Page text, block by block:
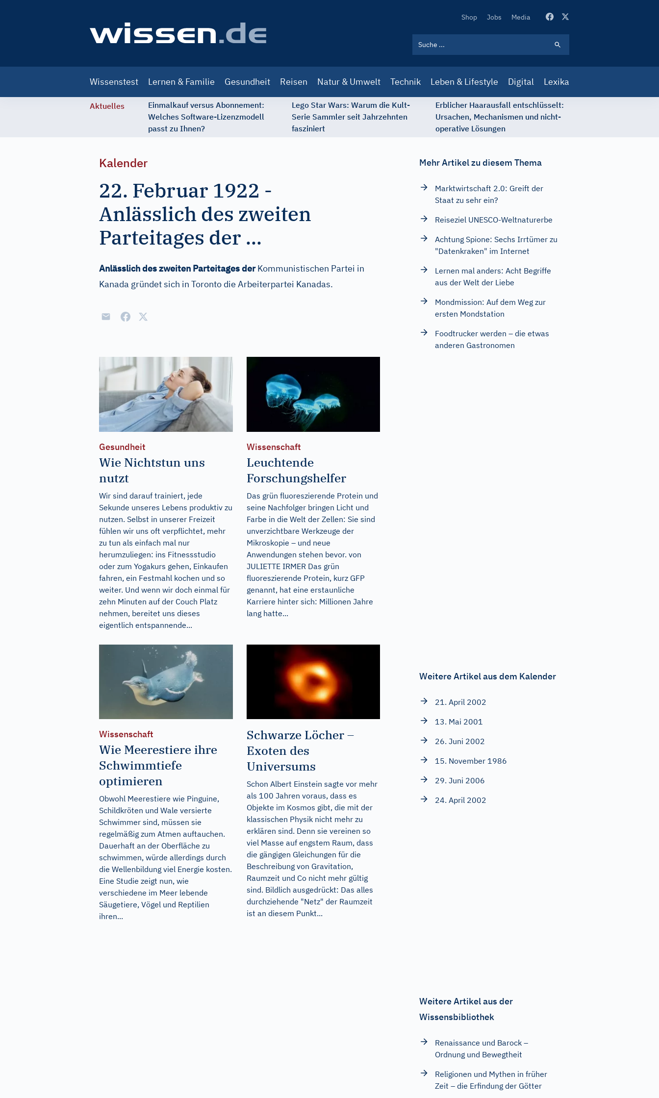
Secondary
Shop Jobs Media
navigation
Wissenstest Lernen & Familie Gesundheit Reisen Natur & Umwelt Technik Leben & Lifestyle Digital Lexika
Aktuelles
Einmalkauf versus Abonnement:
Welches Software-Lizenzmodell
passt zu Ihnen?
Lego Star Wars: Warum die Kult-
Serie Sammler seit Jahrzehnten
fasziniert
Erblicher Haarausfall entschlüsselt:
Ursachen, Mechanismen und nicht-
operative Lösungen
Kalender
22. Februar 1922 -
Anlässlich des zweiten
Parteitages der ...
Anlässlich des zweiten Parteitages derKommunistischen Partei in
Kanada gründet sich in Toronto die Arbeiterpartei Kanadas.
Gesundheit
Wie Nichtstun uns
nutzt
Wir sind darauf trainiert, jede
Sekunde unseres Lebens produktiv zu
nutzen. Selbst in unserer Freizeit
fühlen wir uns oft verpflichtet, mehr
zu tun als einfach mal nur
herumzuliegen: ins Fitnessstudio
oder zum Yogakurs gehen, Einkaufen
fahren, ein Festmahl kochen und so
weiter. Und wenn wir doch einmal für
zehn Minuten auf der Couch Platz
nehmen, bereitet uns dieses
eigentlich entspannende...
Wissenschaft
Leuchtende
Forschungshelfer
Das grün fluoreszierende Protein und
seine Nachfolger bringen Licht und
Farbe in die Welt der Zellen: Sie sind
unverzichtbare Werkzeuge der
Mikroskopie – und neue
Anwendungen stehen bevor. von
JULIETTE IRMER Das grün
fluoreszierende Protein, kurz GFP
genannt, hat eine erstaunliche
Karriere hinter sich: Millionen Jahre
lang hatte...
Wissenschaft
Wie Meerestiere ihre
Schwimmtiefe
optimieren
Obwohl Meerestiere wie Pinguine,
Schildkröten und Wale versierte
Schwimmer sind, müssen sie
regelmäßig zum Atmen auftauchen.
Dauerhaft an der Oberfläche zu
schwimmen, würde allerdings durch
die Wellenbildung viel Energie kosten.
Eine Studie zeigt nun, wie
verschiedene im Meer lebende
Säugetiere, Vögel und Reptilien
ihren...
Schwarze Löcher –
Exoten des
Universums
Schon Albert Einstein sagte vor mehr
als 100 Jahren voraus, dass es
Objekte im Kosmos gibt, die mit der
klassischen Physik nicht mehr zu
erklären sind. Denn sie vereinen so
viel Masse auf engstem Raum, dass
die gängigen Gleichungen für die
Beschreibung von Gravitation,
Raumzeit und Co nicht mehr gültig
sind. Bildlich ausgedrückt: Das alles
durchziehende "Netz" der Raumzeit
ist an diesem Punkt...
Mehr Artikel zu diesem Thema
Marktwirtschaft 2.0: Greift der
Staat zu sehr ein?
Reiseziel UNESCO-Weltnaturerbe
Achtung Spione: Sechs Irrtümer zu
"Datenkraken" im Internet
Lernen mal anders: Acht Begriffe
aus der Welt der Liebe
Mondmission: Auf dem Weg zur
ersten Mondstation
Foodtrucker werden – die etwas
anderen Gastronomen
Weitere Artikel aus dem Kalender
21. April 2002
13. Mai 2001
26. Juni 2002
15. November 1986
29. Juni 2006
24. April 2002
Weitere Artikel aus der
Wissensbibliothek
Renaissance und Barock –
Ordnung und Bewegtheit
Religionen und Mythen in früher
Zeit – die Erfindung der Götter